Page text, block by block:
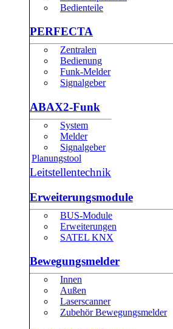
Bedienteile
PERFECTA
Zentralen
Bedienung
Funk-Melder
Signalgeber
ABAX2-Funk
System
Melder
Signalgeber
Planungstool
Leitstellentechnik
Erweiterungsmodule
BUS-Module
Erweiterungen
SATEL KNX
Bewegungsmelder
Innen
Außen
Laserscanner
Zubehör Bewegungsmelder